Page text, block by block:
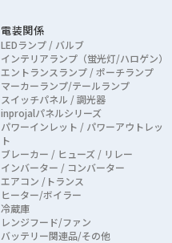
電装関係
LEDランプ / バルブ
インテリアランプ（蛍光灯/ハロゲン）
エントランスランプ / ポーチランプ
マーカーランプ/テールランプ
スイッチパネル / 調光器
inprojalパネルシリーズ
パワーインレット / パワーアウトレッ
ト
ブレーカー / ヒューズ / リレー
インバーター / コンバーター
エアコン /トランス
ヒーター/ボイラー
冷蔵庫
レンジフード/ファン
バッテリー関連品/その他